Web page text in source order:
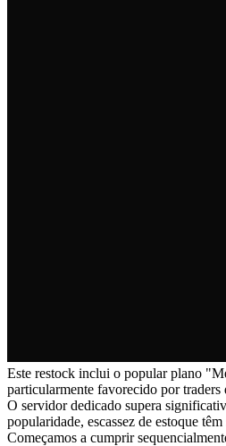
Este restock inclui o popular plano
particularmente favorecido por traders
O servidor dedicado supera
popularidade, escassez de estoque
Começamos a cumprir